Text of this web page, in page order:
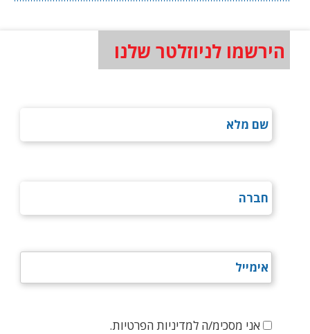
הירשמו לניוזלטר שלנו
אני מסכימ/ה למדיניות הפרטיות.